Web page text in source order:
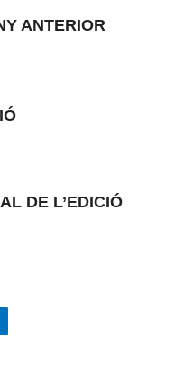
ANTERIOR
DE L’EDICIÓ